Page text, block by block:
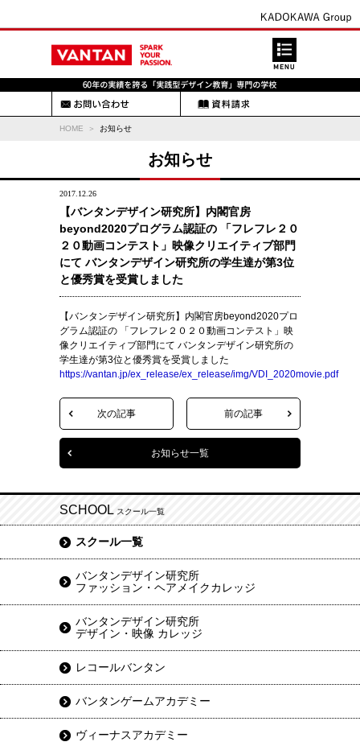
HOME お知らせ
お知らせ
2017.12.26
【バンタンデザイン研究所】内閣官房
beyond2020プログラム認証の 「フレフレ２０
２０動画コンテスト」映像クリエイティブ部門
にて バンタンデザイン研究所の学生達が第3位
と優秀賞を受賞しました
【バンタンデザイン研究所】内閣官房beyond2020プロ
グラム認証の 「フレフレ２０２０動画コンテスト」映
像クリエイティブ部門にて バンタンデザイン研究所の
学生達が第3位と優秀賞を受賞しました
https://vantan.jp/ex_release/ex_release/img/VDI_2020movie.pdf
次の記事 前の記事
お知らせ一覧
SCHOOL スクール一覧
スクール一覧
バンタンデザイン研究所
ファッション・ヘアメイクカレッジ
バンタンデザイン研究所
デザイン・映像 カレッジ
レコールバンタン
バンタンゲームアカデミー
ヴィーナスアカデミー